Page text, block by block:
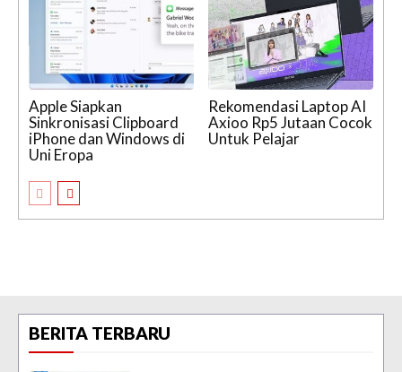
Apple Siapkan
Sinkronisasi Clipboard
iPhone dan Windows di
Uni Eropa
Rekomendasi Laptop AI
Axioo Rp5 Jutaan Cocok
Untuk Pelajar
BERITA TERBARU